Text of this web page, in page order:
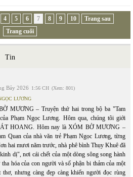
4 5 6 7 8 9 10
Trang sau
Trang cuối
Tin
Bảy 2026 1:56 CH (Xem: 801)
LƯƠNG
MƯƠNG – Truyện thứ hai trong bộ ba "Tam
Phạm Ngọc Lương. Hôm qua, chúng tôi giới
HOANG. Hôm nay là XÓM BỜ MƯƠNG –
Quan của nhà văn trẻ Phạm Ngọc Lương, từng
hai mươi năm trước, nhà phê bình Thụy Khuê đã
dị", nơi cái chết của một dòng sông song hành
hóa của con người và số phận bi thảm của một
nhưng càng đẹp càng khiến người đọc rùng